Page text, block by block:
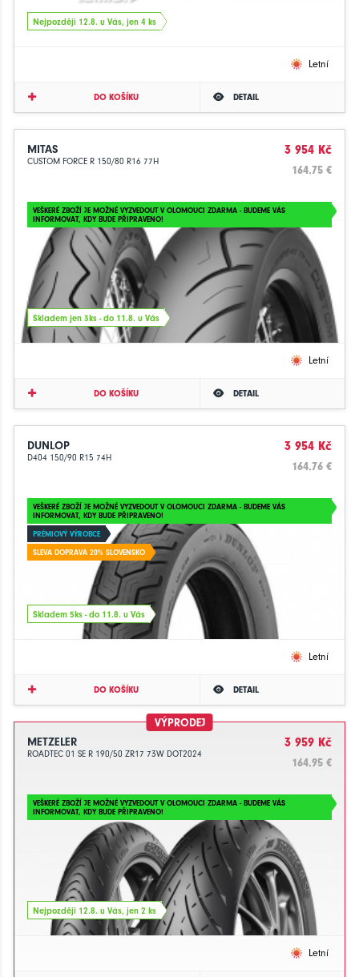
Nejpozději 12.8. u Vás, jen 4 ks
Letní
DO KOŠÍKU DETAIL
MITAS
CUSTOM FORCE R 150/80 R16 77H
3 954 Kč
164.75 €
VEŠKERÉ ZBOŽÍ JE MOŽNÉ VYZVEDOUT V OLOMOUCI ZDARMA - BUDEME VÁS
INFORMOVAT, KDY BUDE PŘIPRAVENO!
Skladem jen 3ks - do 11.8. u Vás
Letní
DO KOŠÍKU DETAIL
DUNLOP
D404 150/90 R15 74H
3 954 Kč
164.76 €
VEŠKERÉ ZBOŽÍ JE MOŽNÉ VYZVEDOUT V OLOMOUCI ZDARMA - BUDEME VÁS
INFORMOVAT, KDY BUDE PŘIPRAVENO!
PRÉMIOVÝ VÝROBCE
SLEVA DOPRAVA 20% SLOVENSKO
Skladem 5ks - do 11.8. u Vás
Letní
DO KOŠÍKU DETAIL
VÝPRODEJ
METZELER
ROADTEC 01 SE R 190/50 ZR17 73W DOT2024
3 959 Kč
164.95 €
VEŠKERÉ ZBOŽÍ JE MOŽNÉ VYZVEDOUT V OLOMOUCI ZDARMA - BUDEME VÁS
INFORMOVAT, KDY BUDE PŘIPRAVENO!
Nejpozději 12.8. u Vás, jen 2 ks
Letní